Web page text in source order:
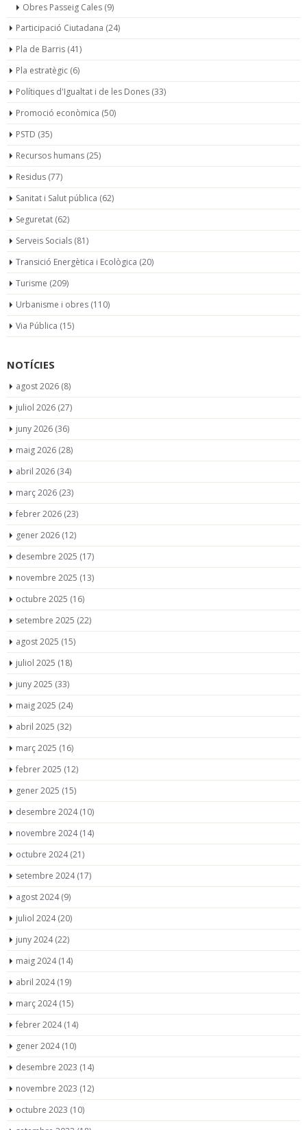
Obres Passeig Cales (9)
Participació Ciutadana (24)
Pla de Barris (41)
Pla estratègic (6)
Polítiques d'Igualtat i de les Dones (33)
Promoció econòmica (50)
PSTD (35)
Recursos humans (25)
Residus (77)
Sanitat i Salut pública (62)
Seguretat (62)
Serveis Socials (81)
Transició Energètica i Ecològica (20)
Turisme (209)
Urbanisme i obres (110)
Via Pública (15)
NOTÍCIES
agost 2026 (8)
juliol 2026 (27)
juny 2026 (36)
maig 2026 (28)
abril 2026 (34)
març 2026 (23)
febrer 2026 (23)
gener 2026 (12)
desembre 2025 (17)
novembre 2025 (13)
octubre 2025 (16)
setembre 2025 (22)
agost 2025 (15)
juliol 2025 (18)
juny 2025 (33)
maig 2025 (24)
abril 2025 (32)
març 2025 (16)
febrer 2025 (12)
gener 2025 (15)
desembre 2024(10)
novembre 2024(14)
octubre 2024(21)
setembre 2024(17)
agost 2024(9)
juliol 2024(20)
juny 2024(22)
maig 2024(14)
abril 2024(19)
març 2024(15)
febrer 2024(14)
gener 2024(10)
desembre 2023 (14)
novembre 2023 (12)
octubre 2023 (10)